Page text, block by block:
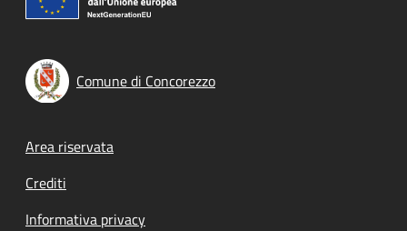
Comune di Concorezzo
Footer menu
Area riservata
Crediti
Informativa privacy